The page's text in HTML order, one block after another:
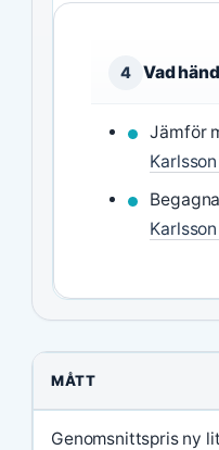
4 Vad
Jämför
MÅTT
Genomsnittspris ny